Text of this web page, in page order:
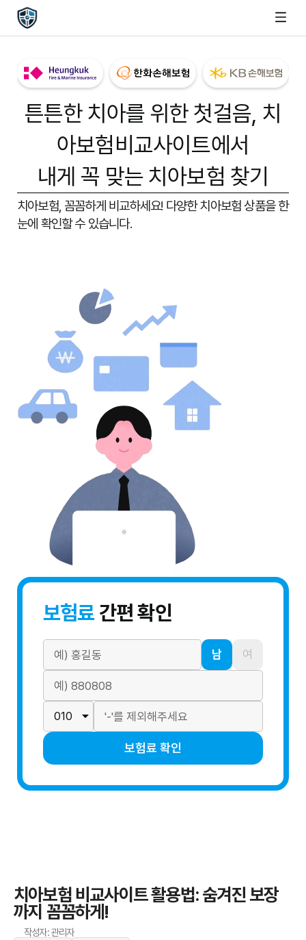
튼튼한 치아를 위한 첫걸음, 치
아보험비교사이트에서
내게 꼭 맞는 치아보험 찾기
치아보험, 꼼꼼하게 비교하세요! 다양한 치아보험 상품을 한
눈에 확인할 수 있습니다.
보험료간편 확인
남 여
보험료 확인
치아보험 비교사이트 활용법: 숨겨진 보장
까지 꼼꼼하게!
작성자: 관리자